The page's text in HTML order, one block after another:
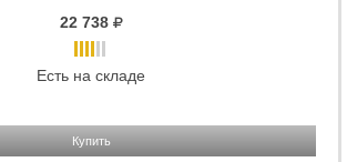
22 738
Есть на складе
Купить